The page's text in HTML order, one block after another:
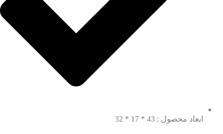
ابعاد محصول : 43 * 17 * 32